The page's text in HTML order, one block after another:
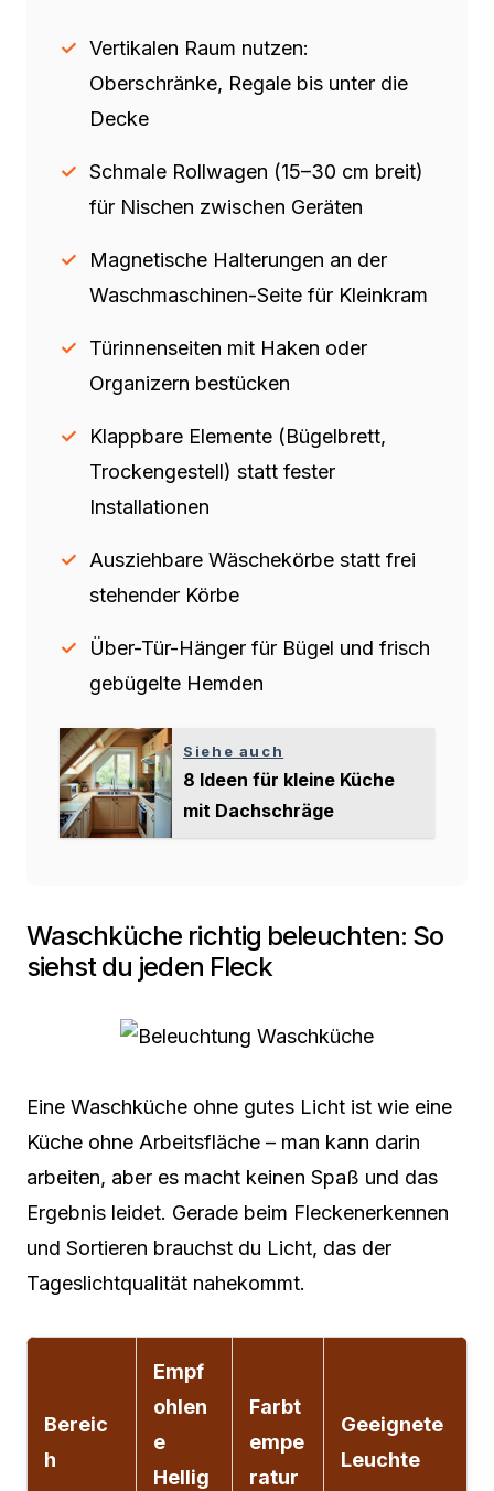
Vertikalen Raum nutzen:
Oberschränke, Regale bis unter die
Decke
Schmale Rollwagen (15–30 cm breit)
für Nischen zwischen Geräten
Magnetische Halterungen an der
Waschmaschinen-Seite für Kleinkram
Türinnenseiten mit Haken oder
Organizern bestücken
Klappbare Elemente (Bügelbrett,
Trockengestell) statt fester
Installationen
Ausziehbare Wäschekörbe statt frei
stehender Körbe
Über-Tür-Hänger für Bügel und frisch
gebügelte Hemden
Siehe auch
8 Ideen für kleine Küche
mit Dachschräge
Waschküche richtig beleuchten: So
siehst du jeden Fleck
Eine Waschküche ohne gutes Licht ist wie eine
Küche ohne Arbeitsfläche – man kann darin
arbeiten, aber es macht keinen Spaß und das
Ergebnis leidet. Gerade beim Fleckenerkennen
und Sortieren brauchst du Licht, das der
Tageslichtqualität nahekommt.
Bereic
h
Empf
ohlen
e
Hellig
Farbt
empe
ratur
Geeignete
Leuchte